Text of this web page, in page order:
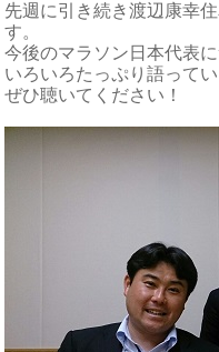
先週に引き続き渡辺康幸
す。
今後のマラソン日本代表
いろいろたっぷり語って
ぜひ聴いてください！